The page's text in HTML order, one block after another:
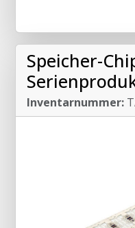
Speicher-
Inventarnummer: